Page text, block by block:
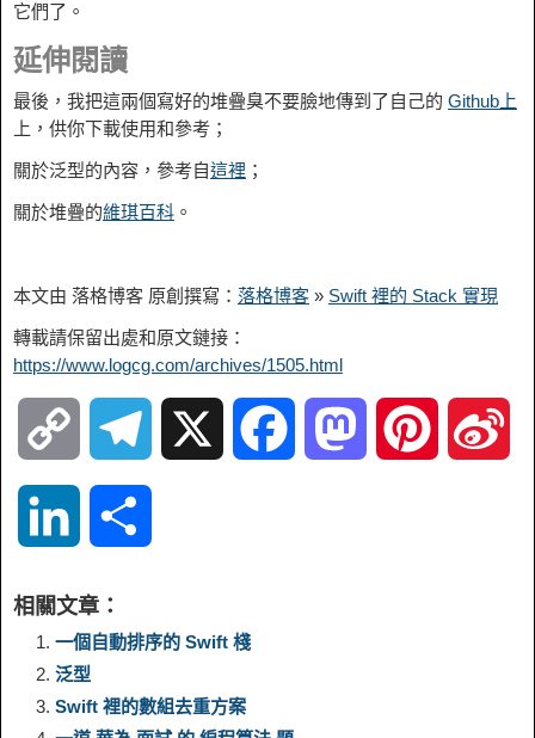
它們了。
延伸閱讀
最後，我把這兩個寫好的堆疊臭不要臉地傳到了自己的 Github上
上，供你下載使用和參考；
關於泛型的內容，參考自這裡 ；
關於堆疊的維琪百科 。
本文由 落格博客 原創撰寫： 落格博客 » Swift 裡的 Stack 實現
轉載請保留出處和原文鏈接：
https://www.logcg.com/archives/1505.html
o
y
L
n
k
a
r
相關文章：
一個自動排序的 Swift 棧
泛型
Swift 裡的數組去重方案